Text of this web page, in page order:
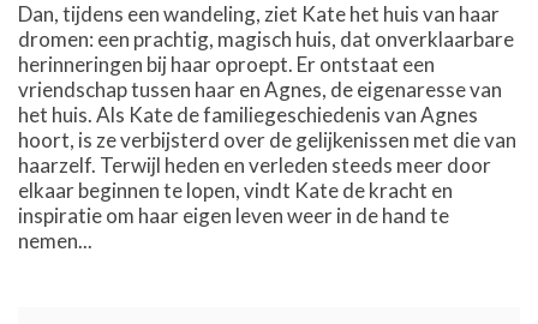
Dan, tijdens een wandeling, ziet Kate het huis van haar
dromen: een prachtig, magisch huis, dat onverklaarbare
herinneringen bij haar oproept. Er ontstaat een
vriendschap tussen haar en Agnes, de eigenaresse van
het huis. Als Kate de familiegeschiedenis van Agnes
hoort, is ze verbijsterd over de gelijkenissen met die van
haarzelf. Terwijl heden en verleden steeds meer door
elkaar beginnen te lopen, vindt Kate de kracht en
inspiratie om haar eigen leven weer in de hand te
nemen...